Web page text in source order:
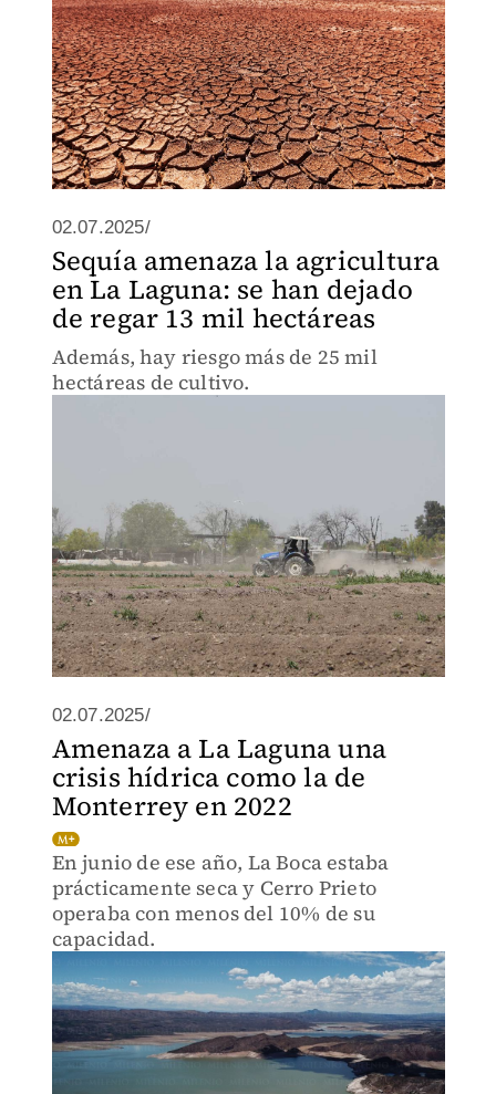
02.07.2025/
Sequía amenaza la agricultura
en La Laguna: se han dejado
de regar 13 mil hectáreas
Además, hay riesgo más de 25 mil
hectáreas de cultivo.
02.07.2025/
Amenaza a La Laguna una
crisis hídrica como la de
Monterrey en 2022
En junio de ese año, La Boca estaba
prácticamente seca y Cerro Prieto
operaba con menos del 10% de su
capacidad.